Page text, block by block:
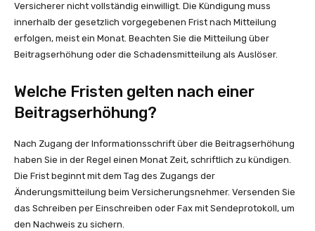
Versicherer nicht vollständig einwilligt. Die Kündigung muss
innerhalb der gesetzlich vorgegebenen Frist nach Mitteilung
erfolgen, meist ein Monat. Beachten Sie die Mitteilung über
Beitragserhöhung oder die Schadensmitteilung als Auslöser.
Welche Fristen gelten nach einer
Beitragserhöhung?
Nach Zugang der Informationsschrift über die Beitragserhöhung
haben Sie in der Regel einen Monat Zeit, schriftlich zu kündigen.
Die Frist beginnt mit dem Tag des Zugangs der
Änderungsmitteilung beim Versicherungsnehmer. Versenden Sie
das Schreiben per Einschreiben oder Fax mit Sendeprotokoll, um
den Nachweis zu sichern.